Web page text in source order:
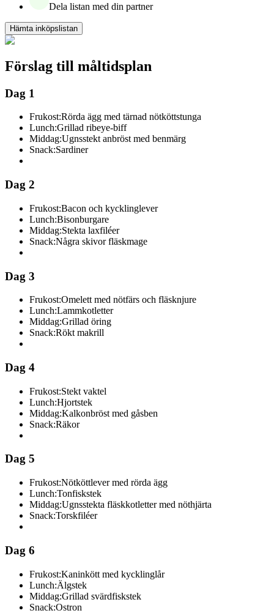
Dela listan med din partner
Hämta inköpslistan
Förslag till måltidsplan
Dag 1
Frukost:Rörda ägg med tärnad nötköttstunga
Lunch:Grillad ribeye-biff
Middag:Ugnsstekt anbröst med benmärg
Snack:Sardiner
Dag 2
Frukost:Bacon och kycklinglever
Lunch:Bisonburgare
Middag:Stekta laxfiléer
Snack:Några skivor fläskmage
Dag 3
Frukost:Omelett med nötfärs och fläsknjure
Lunch:Lammkotletter
Middag:Grillad öring
Snack:Rökt makrill
Dag 4
Frukost:Stekt vaktel
Lunch:Hjortstek
Middag:Kalkonbröst med gåsben
Snack:Räkor
Dag 5
Frukost:Nötköttlever med rörda ägg
Lunch:Tonfiskstek
Middag:Ugnsstekta fläskkotletter med nöthjärta
Snack:Torskfiléer
Dag 6
Frukost:Kaninkött med kycklinglår
Lunch:Älgstek
Middag:Grillad svärdfiskstek
Snack:Ostron